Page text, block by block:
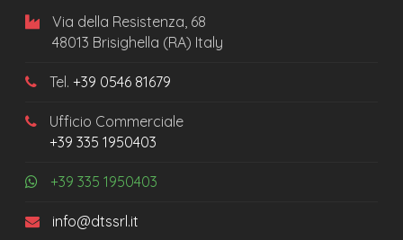
Via della Resistenza, 68
48013 Brisighella (RA) Italy
Tel.+39 0546 81679
Ufficio Commerciale
+39 335 1950403
+39 335 1950403
info@dtssrl.it